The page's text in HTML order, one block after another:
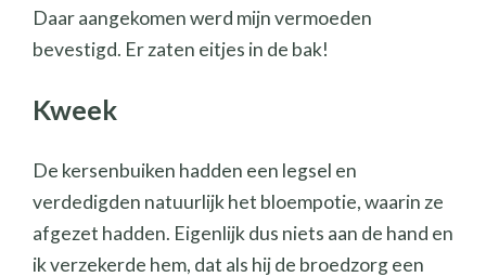
Daar aangekomen werd mijn vermoeden
bevestigd. Er zaten eitjes in de bak!
Kweek
De kersenbuiken hadden een legsel en
verdedigden natuurlijk het bloempotie, waarin ze
afgezet hadden. Eigenlijk dus niets aan de hand en
ik verzekerde hem, dat als hij de broedzorg een